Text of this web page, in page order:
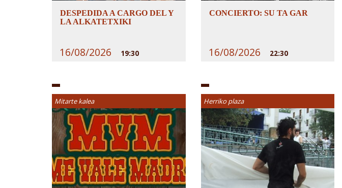
DESPEDIDA A CARGO DEL Y
LA ALKATETXIKI
16/08/2026 19:30
CONCIERTO: SU TA GAR
16/08/2026 22:30
Mitarte kalea Herriko plaza